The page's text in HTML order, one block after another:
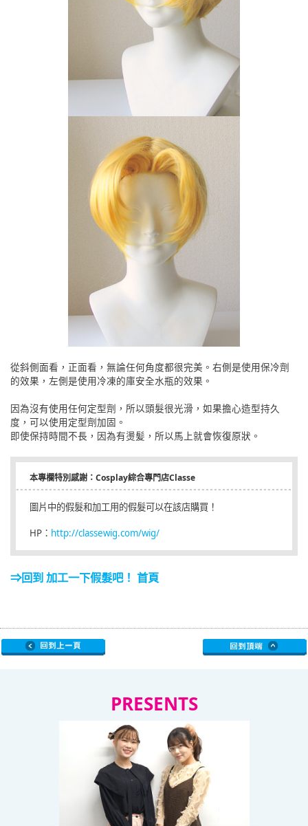
從斜側面看，正面看，無論任何角度都很完美。右側是使用保冷劑
的效果，左側是使用冷凍的庫安全水瓶的效果。
因為沒有使用任何定型劑，所以頭髮很光滑，如果擔心造型持久
度，可以使用定型劑加固。
即使保持時間不長，因為有燙髪，所以馬上就會恢復原狀。
本專欄特別感謝：Cosplay綜合專門店Classe
圖片中的假髮和加工用的假髮可以在該店購買！
HP： http://classewig.com/wig/
⇒回到 加工一下假髮吧！ 首頁
PRESENTS